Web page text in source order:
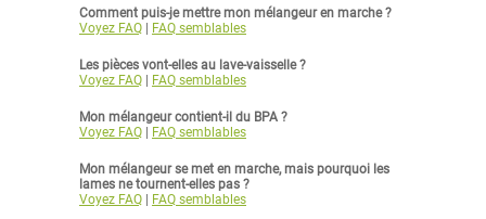
Comment puis-je mettre mon mélangeur en marche ?
Voyez FAQ
FAQ semblables
Les pièces vont-elles au lave-vaisselle ?
Voyez FAQ
FAQ semblables
Mon mélangeur contient-il du BPA ?
Voyez FAQ
FAQ semblables
Mon mélangeur se met en marche, mais pourquoi les
lames ne tournent-elles pas ?
Voyez FAQ
FAQ semblables